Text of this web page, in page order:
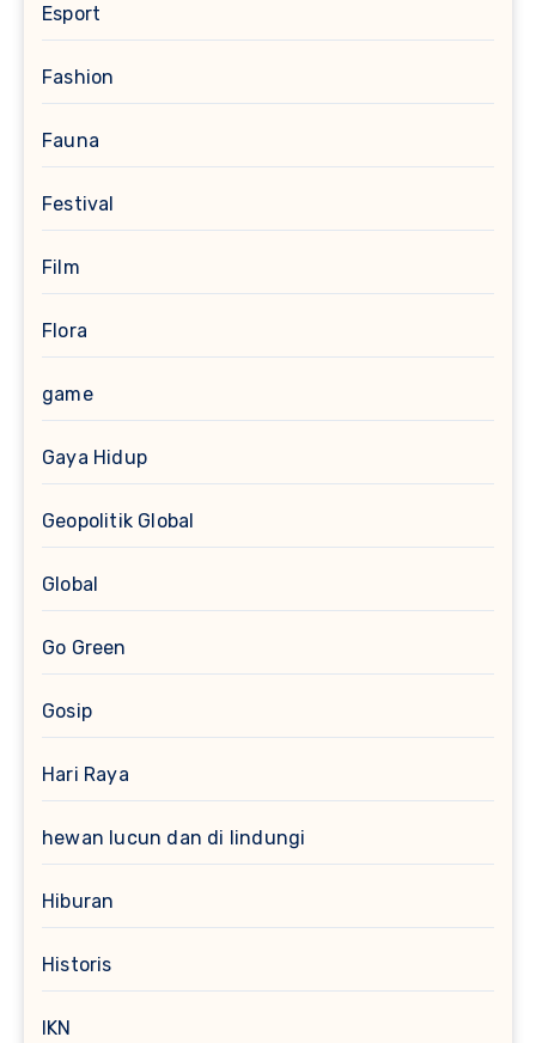
Esport
Fashion
Fauna
Festival
Film
Flora
game
Gaya Hidup
Geopolitik Global
Global
Go Green
Gosip
Hari Raya
hewan lucun dan di lindungi
Hiburan
Historis
IKN